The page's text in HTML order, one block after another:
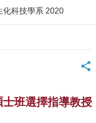
化科技學系 2020
班選擇指導教授